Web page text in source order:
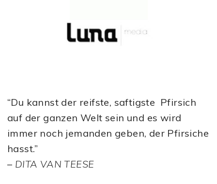
“Du kannst der reifste, saftigste Pfirsich
auf der ganzen Welt sein und es wird
immer noch jemanden geben, der Pfirsiche
hasst.”
– DITA VAN TEESE